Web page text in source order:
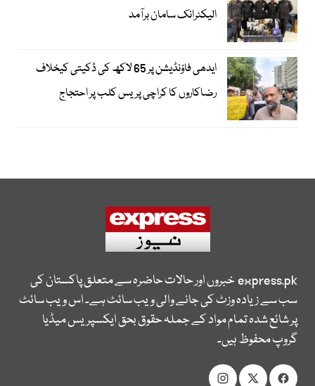
الیکٹرانک سامان برآمد
ایدھی فاؤنڈیشن پر 65 لاکھ کی ڈکیتی کیخلاف
رضاکاروں کا کراچی پریس کلب پر احتجاج
express.pkخبروں اور حالات حاضرہ سے متعلق پاکستان کی
سب سے زیادہ وزٹ کی جانے والی ویب سائٹ ہے۔ اس ویب سائٹ
پر شائع شدہ تمام مواد کے جملہ حقوق بحق ایکسپریس میڈیا
گروپ محفوظ ہیں۔